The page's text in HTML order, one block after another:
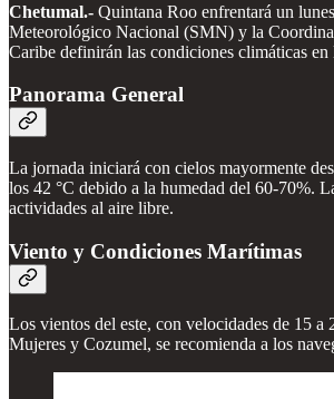
Chetumal.- Quintana Roo enfrentará un
Meteorológico Nacional (SMN) y la
Caribe definirán las condiciones climáticas
Panorama General
La jornada iniciará con cielos mayormente
los 42 °C debido a la humedad del 60-70%.
actividades al aire libre.
Viento y Condiciones Marítimas
Los vientos del este, con velocidades de 15 a
Mujeres y Cozumel, se recomienda a los